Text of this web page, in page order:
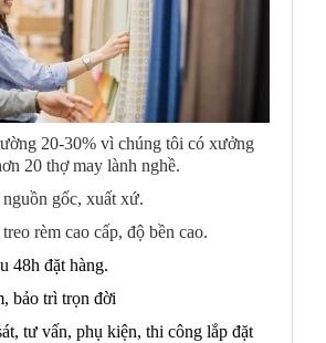
20-30% vì chúng tôi có xưởng
20 thợ may lành nghề.
gốc, xuất xứ.
rèm cao cấp, độ bền cao.
48h đặt hàng.
bảo trì trọn đời
tư vấn, phụ kiện, thi công lắp đặt